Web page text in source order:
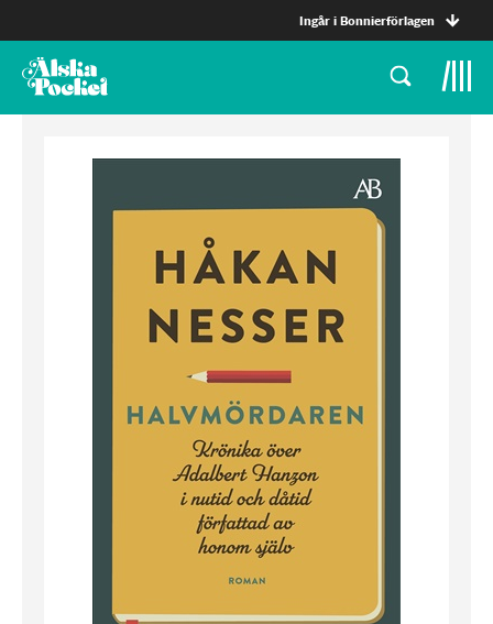
Ingår i Bonnierförlagen